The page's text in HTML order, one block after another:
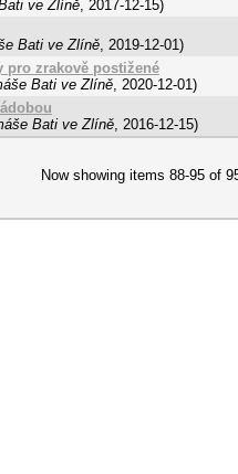
ve Zlíně, 2017-12-15)
Bati ve Zlíně, 2019-12-01)
pro zrakově postižené
Bati ve Zlíně, 2020-12-01)
Bati ve Zlíně, 2016-12-15)
Now showing items 88-95 of